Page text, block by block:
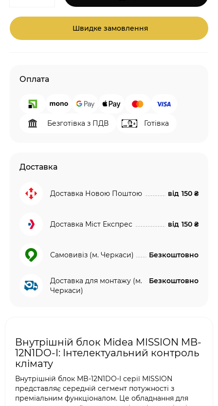
Швидке замовлення
Оплата
Безготівка з ПДВ Готівка
Доставка
Доставка Новою Поштою від 150 ₴
Доставка Міст Експрес від 150 ₴
Самовивіз (м. Черкаси) Безкоштовно
Доставка для монтажу (м.
Черкаси)
Безкоштовно
Внутрішній блок Midea MISSION MB-
12N1DO-I: Інтелектуальний контроль
клімату
Внутрішній блок MB-12N1DO-I серії MISSION
представляє середній сегмент потужності з
преміальним функціоналом. Це обладнання для